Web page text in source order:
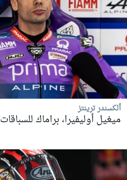
ألكسندر ترينتز
ميغيل أوليفيرا، براماك للسباقات